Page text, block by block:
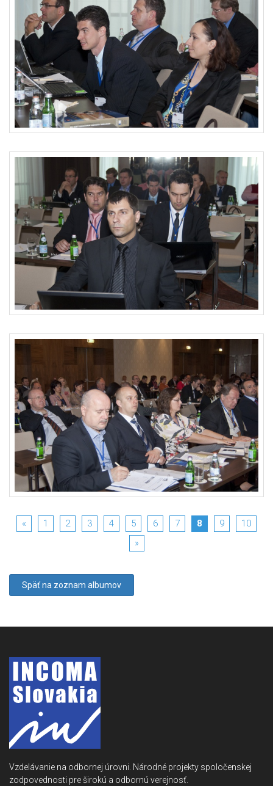
« 1 2 3 4 5 6 7 8 9
10
»
Späť na zoznam albumov
Vzdelávanie na odbornej úrovni. Národné projekty spoločenskej
zodpovednosti pre širokú a odbornú verejnosť.